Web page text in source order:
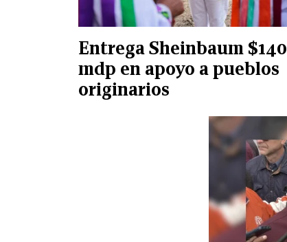
Entrega Sheinbaum $140
mdp en apoyo a pueblos
originarios